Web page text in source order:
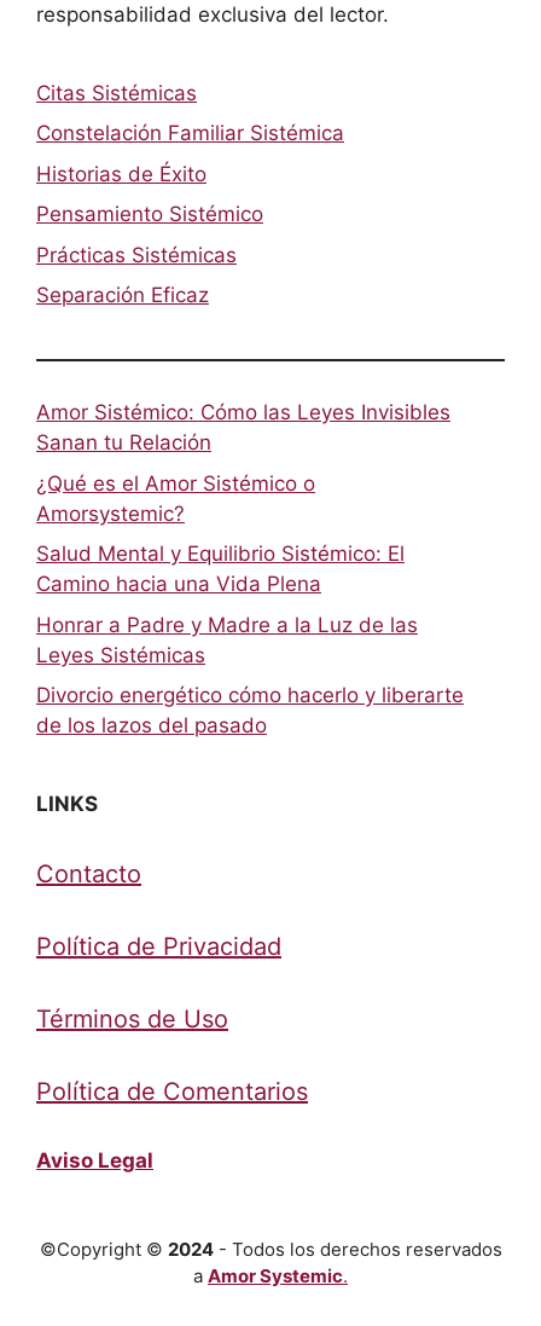
responsabilidad exclusiva del lector.
Citas Sistémicas
Constelación Familiar Sistémica
Historias de Éxito
Pensamiento Sistémico
Prácticas Sistémicas
Separación Eficaz
Amor Sistémico: Cómo las Leyes Invisibles
Sanan tu Relación
¿Qué es el Amor Sistémico o
Amorsystemic?
Salud Mental y Equilibrio Sistémico: El
Camino hacia una Vida Plena
Honrar a Padre y Madre a la Luz de las
Leyes Sistémicas
Divorcio energético cómo hacerlo y liberarte
de los lazos del pasado
LINKS
Contacto
Política de Privacidad
Términos de Uso
Política de Comentarios
Aviso Legal
©Copyright © 2024- Todos los derechos reservados
a Amor Systemic.